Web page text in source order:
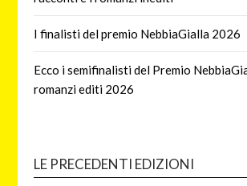
I finalisti del premio NebbiaGialla 2026
Ecco i semifinalisti del Premio
romanzi editi 2026
LE PRECEDENTI EDIZIONI